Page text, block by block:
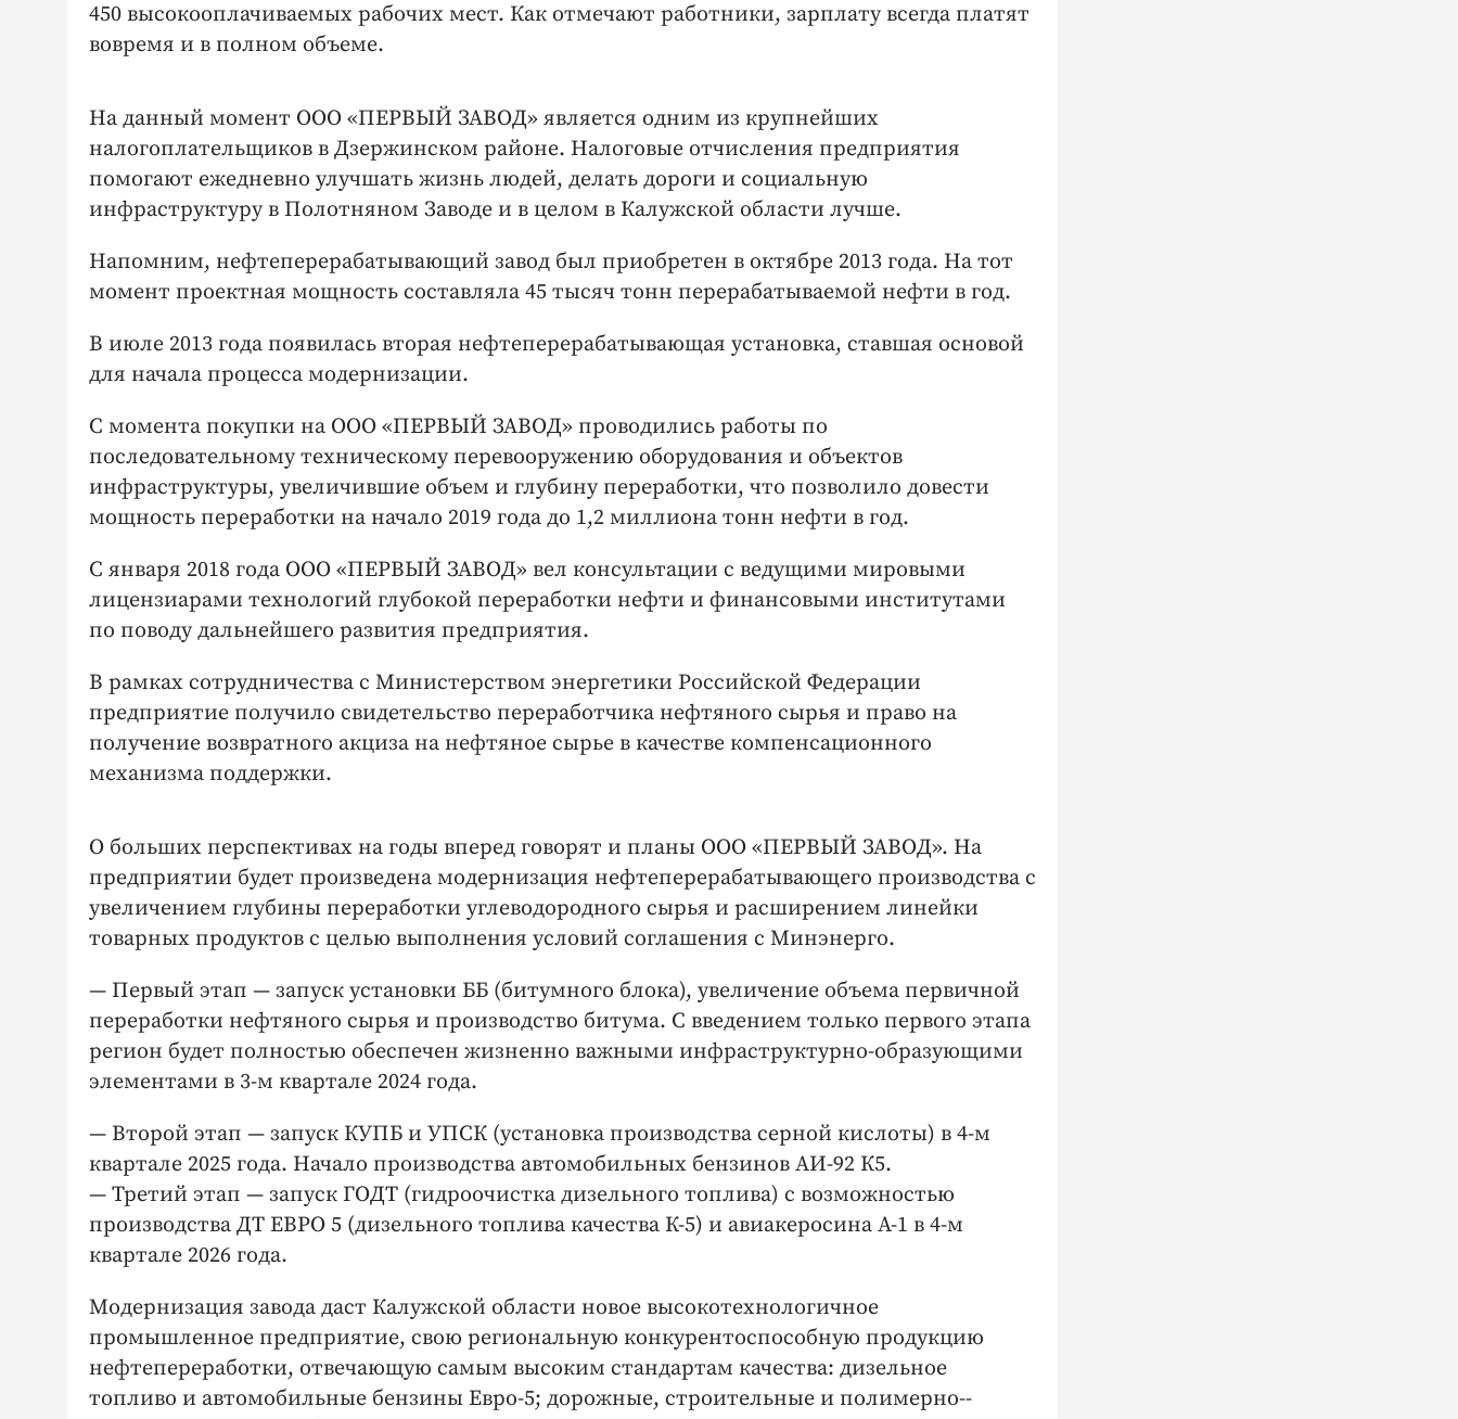
450 высокооплачиваемых рабочих мест. Как отмечают работники, зарплату всегда платят
вовремя и в полном объеме.
На данный момент ООО «ПЕРВЫЙ ЗАВОД» является одним из крупнейших
налогоплательщиков в Дзержинском районе. Налоговые отчисления предприятия
помогают ежедневно улучшать жизнь людей, делать дороги и социальную
инфраструктуру в Полотняном Заводе и в целом в Калужской области лучше.
Напомним, нефтеперерабатывающий завод был приобретен в октябре 2013 года. На тот
момент проектная мощность составляла 45 тысяч тонн перерабатываемой нефти в год.
В июле 2013 года появилась вторая нефтеперерабатывающая установка, ставшая основой
для начала процесса модернизации.
С момента покупки на ООО «ПЕРВЫЙ ЗАВОД» проводились работы по
последовательному техническому перевооружению оборудования и объектов
инфраструктуры, увеличившие объем и глубину переработки, что позволило довести
мощность переработки на начало 2019 года до 1,2 миллиона тонн нефти в год.
С января 2018 года ООО «ПЕРВЫЙ ЗАВОД» вел консультации с ведущими мировыми
лицензиарами технологий глубокой переработки нефти и финансовыми институтами
по поводу дальнейшего развития предприятия.
В рамках сотрудничества с Министерством энергетики Российской Федерации
предприятие получило свидетельство переработчика нефтяного сырья и право на
получение возвратного акциза на нефтяное сырье в качестве компенсационного
механизма поддержки.
О больших перспективах на годы вперед говорят и планы ООО «ПЕРВЫЙ ЗАВОД». На
предприятии будет произведена модернизация нефтеперерабатывающего производства с
увеличением глубины переработки углеводородного сырья и расширением линейки
товарных продуктов с целью выполнения условий соглашения с Минэнерго.
— Первый этап — ​запуск установки ББ (битумного блока), увеличение объема первичной
переработки нефтяного сырья и производство битума. С введением только первого этапа
регион будет полностью обеспечен жизненно важными инфраструктурно-­образующими
элементами в 3-м квартале 2024 года.
— Второй этап — ​запуск КУПБ и УПСК (установка производства серной кислоты) в 4-м
квартале 2025 года. Начало производства автомобильных бензинов АИ‑92 К5.
— Третий этап — ​запуск ГОДТ (гидроочистка дизельного топлива) с возможностью
производства ДТ ЕВРО 5 (дизельного топлива качества К‑5) и авиакеросина А‑1 в 4-м
квартале 2026 года.
Модернизация завода даст Калужской области новое высокотехнологичное
промышленное предприятие, свою региональную конкурентоспособную продукцию
нефтепереработки, отвечающую самым высоким стандартам качества: ​дизельное
топливо и автомобильные бензины Евро-5; дорожные, строительные и полимерно-­